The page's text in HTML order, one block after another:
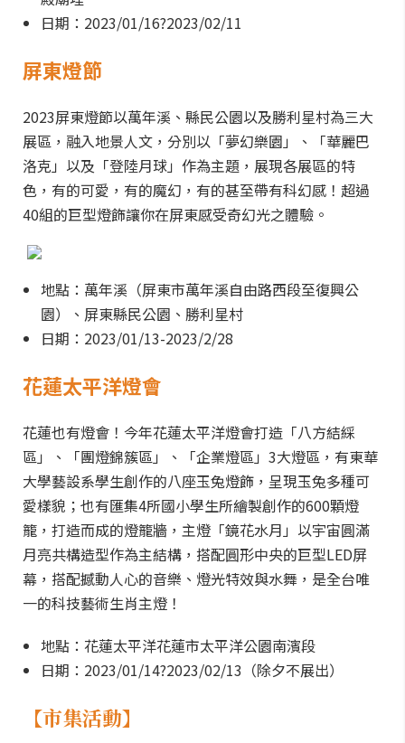
日期：2023/01/16?2023/02/11
屏東燈節
2023屏東燈節以萬年溪、縣民公園以及勝利星村為三大
展區，融入地景人文，分別以「夢幻樂園」、「華麗巴
洛克」以及「登陸月球」作為主題，展現各展區的特
色，有的可愛，有的魔幻，有的甚至帶有科幻感！超過
40組的巨型燈飾讓你在屏東感受奇幻光之體驗。
地點：萬年溪（屏東市萬年溪自由路西段至復興公
園）、屏東縣民公園、勝利星村
日期：2023/01/13-2023/2/28
花蓮太平洋燈會
花蓮也有燈會！今年花蓮太平洋燈會打造「八方結綵
區」、「團燈錦簇區」、「企業燈區」3大燈區，有東華
大學藝設系學生創作的八座玉兔燈飾，呈現玉兔多種可
愛樣貌；也有匯集4所國小學生所繪製創作的600顆燈
籠，打造而成的燈籠牆，主燈「鏡花水月」以宇宙圓滿
月亮共構造型作為主結構，搭配圓形中央的巨型LED屏
幕，搭配撼動人心的音樂、燈光特效與水舞，是全台唯
一的科技藝術生肖主燈！
地點：花蓮太平洋花蓮市太平洋公園南濱段
日期：2023/01/14?2023/02/13（除夕不展出）
【市集活動】